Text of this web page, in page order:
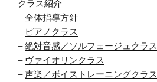
クラス紹介
–全体指導方針
– ピアノクラス
–絶対音感／ソルフェージュクラス
– ヴァイオリンクラス
–声楽／ボイストレーニングクラス